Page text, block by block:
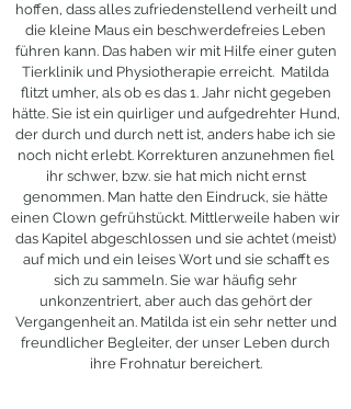
hoffen, dass alles zufriedenstellend verheilt und
die kleine Maus ein beschwerdefreies Leben
führen kann. Das haben wir mit Hilfe einer guten
Tierklinik und Physiotherapie erreicht. Matilda
flitzt umher, als ob es das 1. Jahr nicht gegeben
hätte. Sie ist ein quirliger und aufgedrehter Hund,
der durch und durch nett ist, anders habe ich sie
noch nicht erlebt. Korrekturen anzunehmen fiel
ihr schwer, bzw. sie hat mich nicht ernst
genommen. Man hatte den Eindruck, sie hätte
einen Clown gefrühstückt. Mittlerweile haben wir
das Kapitel abgeschlossen und sie achtet (meist)
auf mich und ein leises Wort und sie schafft es
sich zu sammeln. Sie war häufig sehr
unkonzentriert, aber auch das gehört der
Vergangenheit an. Matilda ist ein sehr netter und
freundlicher Begleiter, der unser Leben durch
ihre Frohnatur bereichert.